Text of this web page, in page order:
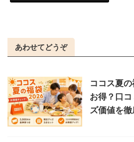
あわせてどうぞ
ココス夏
お得？口
ズ価値を